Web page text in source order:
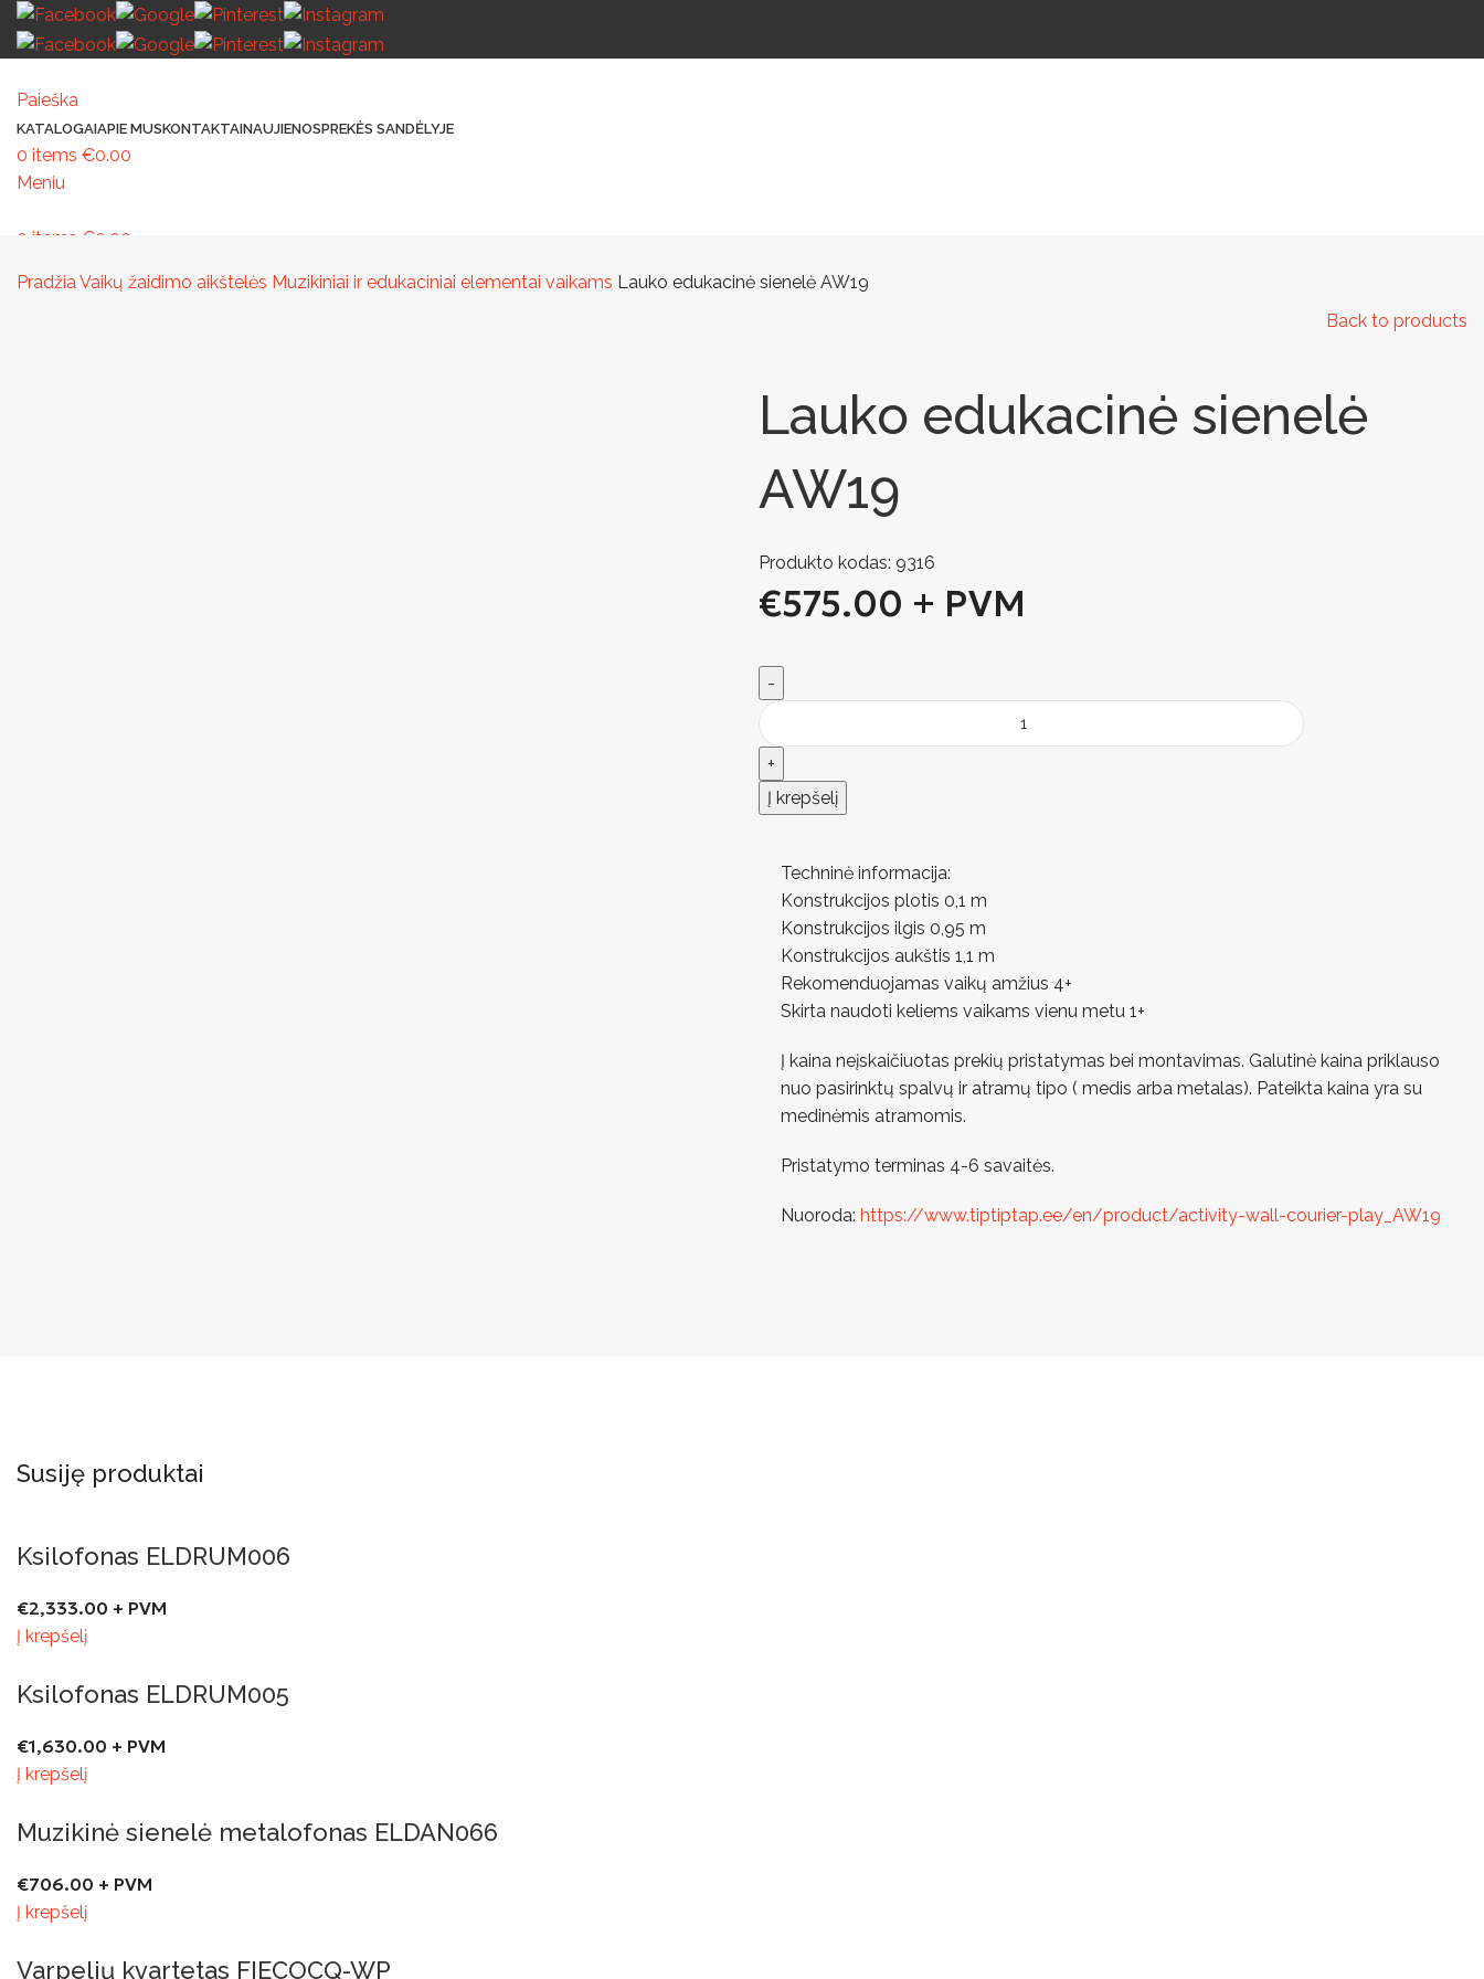
Paieška
KATALOGAIAPIE MUSKONTAKTAINAUJIENOSPREKĖS SANDĖLYJE
0 items €0.00
Meniu
0 items €0.00
Pradžia Vaikų žaidimo aikštelės Muzikiniai ir edukaciniai elementai vaikams Lauko edukacinė sienelė AW19
Back to products
Lauko edukacinė sienelė
AW19
Produkto kodas: 9316
€575.00 + PVM
Į krepšelį
Techninė informacija:
Konstrukcijos plotis 0,1 m
Konstrukcijos ilgis 0,95 m
Konstrukcijos aukštis 1,1 m
Rekomenduojamas vaikų amžius 4+
Skirta naudoti keliems vaikams vienu metu 1+
Į kaina neįskaičiuotas prekių pristatymas bei montavimas. Galutinė kaina priklauso
nuo pasirinktų spalvų ir atramų tipo ( medis arba metalas). Pateikta kaina yra su
medinėmis atramomis.
Pristatymo terminas 4-6 savaitės.
Nuoroda: https://www.tiptiptap.ee/en/product/activity-wall-courier-play_AW19
Susiję produktai
Ksilofonas ELDRUM006
€2,333.00 + PVM
Į krepšelį
Ksilofonas ELDRUM005
€1,630.00 + PVM
Į krepšelį
Muzikinė sienelė metalofonas ELDAN066
€706.00 + PVM
Į krepšelį
Varpelių kvartetas FIECOCQ-WP